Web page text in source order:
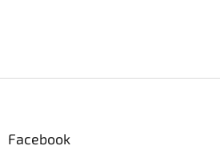
Facebook